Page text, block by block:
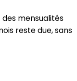
mensualités
reste due, sans